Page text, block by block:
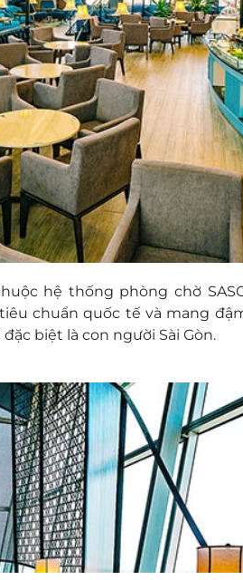
trị quy đổi thành tiền mặt,
trình khuyến mại khác
hệ thống phòng chờ
chuẩn quốc tế và mang
biệt là con người Sài Gòn.